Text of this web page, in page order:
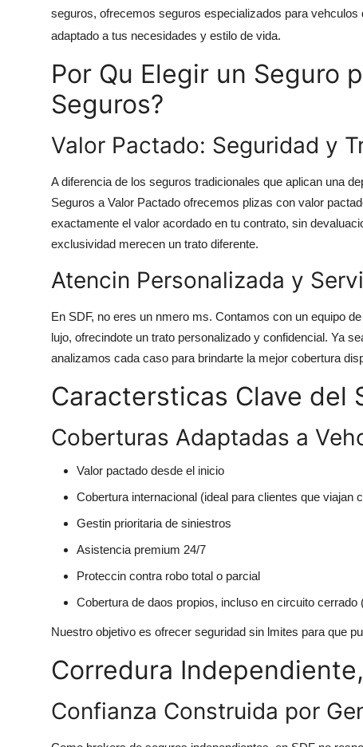
seguros, ofrecemos seguros especializados para
adaptado a tus necesidades y estilo de vida.
Por Qu Elegir un Seguro
Seguros?
Valor Pactado: Seguridad y
A diferencia de los seguros tradicionales que aplican una
Seguros a Valor Pactado ofrecemos plizas con valor
exactamente el valor acordado en tu contrato, sin
exclusividad merecen un trato diferente.
Atencin Personalizada y
En SDF, no eres un nmero ms. Contamos con un equipo
lujo, ofrecindote un trato personalizado y confidencial. Ya
analizamos cada caso para brindarte la mejor cobertura
Caractersticas Clave del
Coberturas Adaptadas a
Valor pactado desde el inicio
Cobertura internacional (ideal para clientes que viajan
Gestin prioritaria de siniestros
Asistencia premium 24/7
Proteccin contra robo total o parcial
Cobertura de daos propios, incluso en circuito cerrado
Nuestro objetivo es ofrecer seguridad sin lmites para que
Corredura
Confianza Construida por